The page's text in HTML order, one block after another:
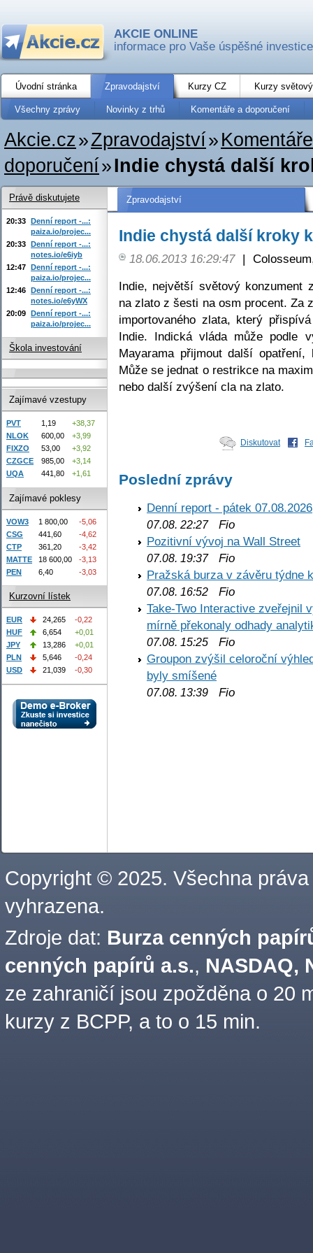
AKCIE ONLINE
informace pro Vaše úspěšné investice
Úvodní stránka Zpravodajství Kurzy CZ Kurzy
Všechny zprávy Novinky z trhů Komentáře a doporučení
Akcie.cz»Zpravodajství»
doporučení»Indie chystá další
Zpravodajství
Indie chystá další kroky
18.06.2013 16:29:47 |
Indie, největší světový
na zlato z šesti na osm procent. Za
importovaného zlata, který
Indie. Indická vláda může podle
Mayarama přijmout další
Může se jednat o restrikce na
nebo další zvýšení cla na zlato.
Diskutovat
Poslední zprávy
Denní report - pátek 07.08.2026
07.08. 22:27Fio
Pozitivní vývoj na Wall Street
07.08. 19:37Fio
Pražská burza v závěru týdne
07.08. 16:52 Fio
Take-Two Interactive zveřejnil
mírně překonaly odhady
07.08. 15:25 Fio
Groupon zvýšil celoroční
byly smíšené
07.08. 13:39 Fio
Právě diskutujete
20:33 Denní report -...:
paiza.io/projec...
20:33 Denní report -...:
notes.io/e6iyb
12:47 Denní report -...:
paiza.io/projec...
12:46 Denní report -...:
notes.io/e6yWX
20:09 Denní report -...:
paiza.io/projec...
Škola investování
Zajímavé vzestupy
PVT 1,19
+38,37
NLOK
600,00
+3,99
FIXZO
53,00
+3,92
CZGCE
985,00
+3,14
UQA
441,80 +1,61
Zajímavé poklesy
VOW3 1 800,00
-5,06
CSG
441,60
-4,62
CTP
361,20
-3,42
MATTE
18 600,00
-3,13
PEN
6,40 -3,03
Kurzovní lístek
EUR 24,265
-0,22
HUF
6,654
+0,01
JPY
13,286
+0,01
PLN
5,646
-0,24
USD
21,039 -0,30
Copyright © 2025. Všechna práva
vyhrazena.
Zdroje dat: Burza cenných
cenných papírů a.s., NASDAQ,
ze zahraničí jsou zpožděna o 20
kurzy z BCPP, a to o 15 min.